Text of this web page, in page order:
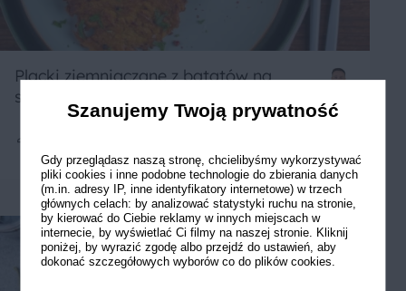
Placki ziemniaczane z batatów na
słodko według Mateusza Gesslera
30 minŁatwe 5
Szanujemy Twoją prywatność
Gdy przeglądasz naszą stronę, chcielibyśmy wykorzystywać
pliki cookies i inne podobne technologie do zbierania danych
(m.in. adresy IP, inne identyfikatory internetowe) w trzech
głównych celach: by analizować statystyki ruchu na stronie,
by kierować do Ciebie reklamy w innych miejscach w
internecie, by wyświetlać Ci filmy na naszej stronie. Kliknij
poniżej, by wyrazić zgodę albo przejdź do ustawień, aby
dokonać szczegółowych wyborów co do plików cookies.